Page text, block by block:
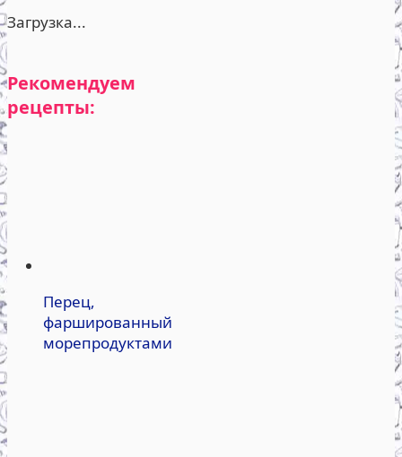
Загрузка...
Рекомендуем
рецепты:
Перец,
фаршированный
морепродуктами